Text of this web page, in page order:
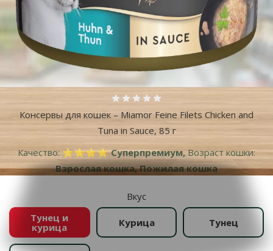
Консервы для кошек – Miamor Feine Filets Chicken and
Tuna in Sauce, 85 г
Оценка 0%
Качество: ⭐⭐⭐⭐ Суперпремиум, Возраст кошки:
Взрослая кошка, Пожилая кошка
Вкус
Тунец и
курица
Курица Тунец